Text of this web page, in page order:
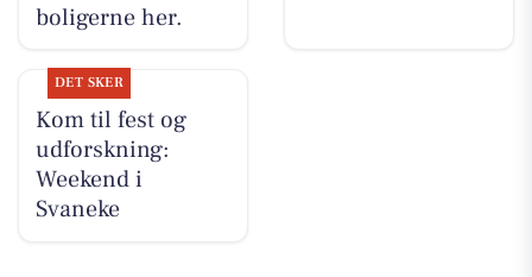
boligerne her.
DET SKER
Kom til fest og
udforskning:
Weekend i
Svaneke